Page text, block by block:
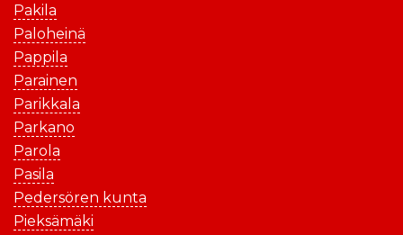
Pakila
Paloheinä
Pappila
Parainen
Parikkala
Parkano
Parola
Pasila
Pedersören kunta
Pieksämäki